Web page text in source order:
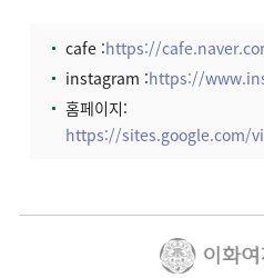
cafe :https://
instagram :https://
홈페이지:
https://sites.google.com/